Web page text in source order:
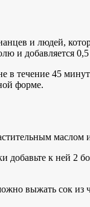
и людей,
и добавляется
в течение 45
форме.
добавьте к ней
выжать сок